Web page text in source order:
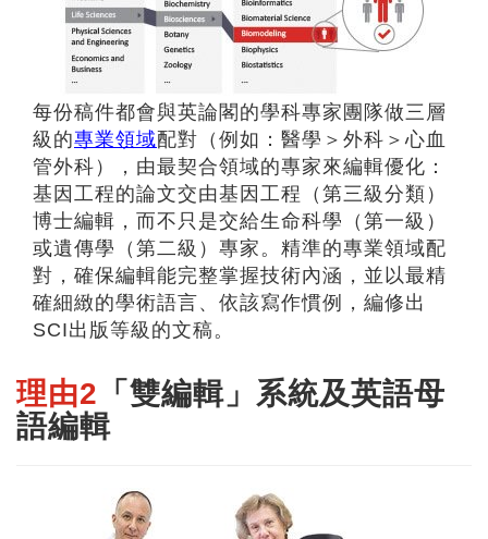
每份稿件都會與英論閣的學科專家團隊做三層
級的專業領域配對（例如：醫學＞外科＞心血
管外科），由最契合領域的專家來編輯優化：
基因工程的論文交由基因工程（第三級分類）
博士編輯，而不只是交給生命科學（第一級）
或遺傳學（第二級）專家。精準的專業領域配
對，確保編輯能完整掌握技術內涵，並以最精
確細緻的學術語言、依該寫作慣例，編修出
SCI出版等級的文稿。
理由2 「雙編輯」系統及英語母
語編輯